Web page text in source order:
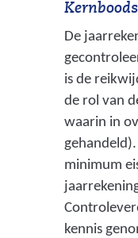
De
is de
de rol van
waarin in
minimum
kennis